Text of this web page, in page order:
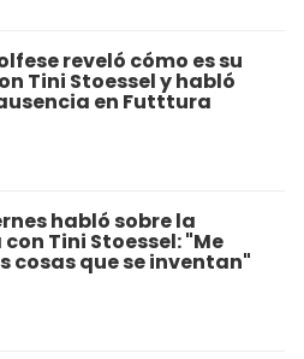
reveló cómo es su
Tini Stoessel y habló
en Futttura
habló sobre la
Tini Stoessel: "Me
cosas que se inventan"